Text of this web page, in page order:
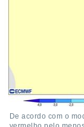
De acordo com o